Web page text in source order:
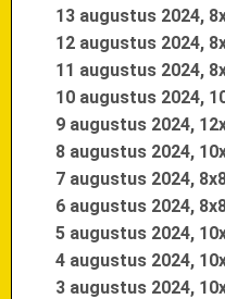
13 augustus 2024,
12 augustus 2024,
11 augustus 2024,
10 augustus 2024,
9 augustus 2024,
8 augustus 2024,
7 augustus 2024,
6 augustus 2024,
5 augustus 2024,
4 augustus 2024,
3 augustus 2024,